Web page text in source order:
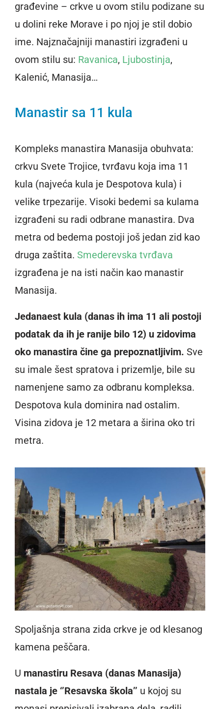
građevine – crkve u ovom stilu podizane su
u dolini reke Morave i po njoj je stil dobio
ime. Najznačajniji manastiri izgrađeni u
ovom stilu su: Ravanica, Ljubostinja,
Kalenić, Manasija…
Manastir sa 11 kula
Kompleks manastira Manasija obuhvata:
crkvu Svete Trojice, tvrđavu koja ima 11
kula (najveća kula je Despotova kula) i
velike trpezarije. Visoki bedemi sa kulama
izgrađeni su radi odbrane manastira. Dva
metra od bedema postoji još jedan zid kao
druga zaštita. Smederevska tvrđava
izgrađena je na isti način kao manastir
Manasija.
Jedanaest kula (danas ih ima 11 ali postoji
podatak da ih je ranije bilo 12) u zidovima
oko manastira čine ga prepoznatljivim. Sve
su imale šest spratova i prizemlje, bile su
namenjene samo za odbranu kompleksa.
Despotova kula dominira nad ostalim.
Visina zidova je 12 metara a širina oko tri
metra.
Spoljašnja strana zida crkve je od klesanog
kamena peščara.
U manastiru Resava (danas Manasija)
nastala je ‘’Resavska škola’’ u kojoj su